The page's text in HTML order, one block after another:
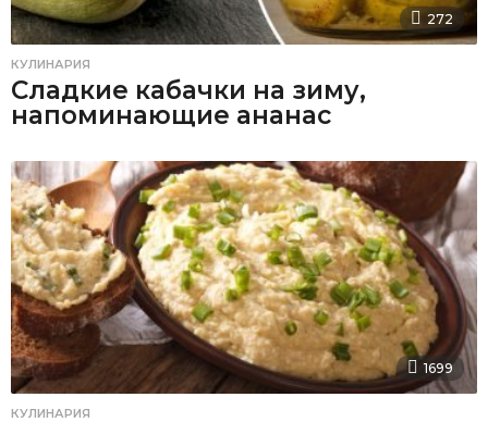
272
КУЛИНАРИЯ
Сладкие кабачки на зиму,
напоминающие ананас
1699
КУЛИНАРИЯ